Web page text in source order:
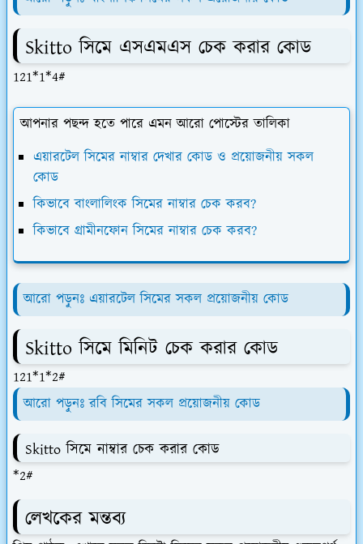
Skitto সিমে এসএমএস চেক করার কোড
121*1*4#
আপনার পছন্দ হতে পারে এমন আরো পোস্টের তালিকা
এয়ারটেল সিমের নাম্বার দেখার কোড ও প্রয়োজনীয় সকল
কোড
কিভাবে বাংলালিংক সিমের নাম্বার চেক করব?
কিভাবে গ্রামীনফোন সিমের নাম্বার চেক করব?
আরো পড়ুনঃ এয়ারটেল সিমের সকল প্রয়োজনীয় কোড
Skitto সিমে মিনিট চেক করার কোড
121*1*2#
আরো পড়ুনঃ রবি সিমের সকল প্রয়োজনীয় কোড
Skitto সিমে নাম্বার চেক করার কোড
*2#
লেখকের মন্তব্য